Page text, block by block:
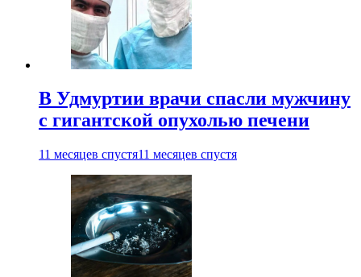
В Удмуртии врачи спасли мужчину
с гигантской опухолью печени
11 месяцев спустя11 месяцев спустя